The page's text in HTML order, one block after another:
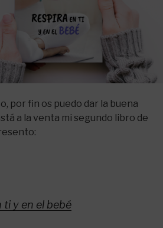
por fin os puedo dar la buena
a la venta mi segundo libro de
ti y en el bebé